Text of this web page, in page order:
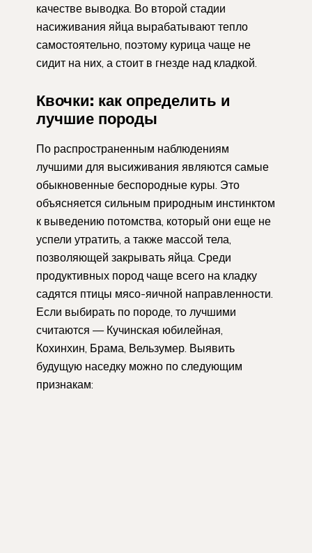
качестве выводка. Во второй стадии
насиживания яйца вырабатывают тепло
самостоятельно, поэтому курица чаще не
сидит на них, а стоит в гнезде над кладкой.
Квочки: как определить и
лучшие породы
По распространенным наблюдениям
лучшими для высиживания являются самые
обыкновенные беспородные куры. Это
объясняется сильным природным инстинктом
к выведению потомства, который они еще не
успели утратить, а также массой тела,
позволяющей закрывать яйца. Среди
продуктивных пород чаще всего на кладку
садятся птицы мясо-яичной направленности.
Если выбирать по породе, то лучшими
считаются — Кучинская юбилейная,
Кохинхин, Брама, Вельзумер. Выявить
будущую наседку можно по следующим
признакам: